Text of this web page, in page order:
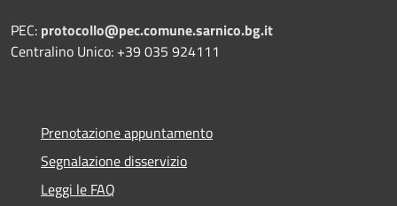
PEC: protocollo@pec.comune.sarnico.bg.it
Centralino Unico: +39 035 924111
Prenotazione appuntamento
Segnalazione disservizio
Leggi le FAQ